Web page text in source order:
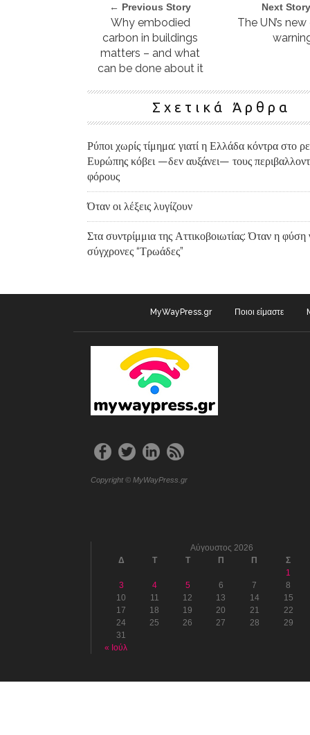
← Previous Story
Why embodied
carbon in buildings
matters – and what
can be done about it
Next
The UN’s
Σχετικά Άρθρα
Ρύποι χωρίς τίμημα: γιατί η Ελλάδα κόντρα στο
Ευρώπης κόβει —δεν αυξάνει— τους
φόρους
Όταν οι λέξεις λυγίζουν
Στα συντρίμμια της Αττικοβοιωτίας: Όταν η φύση
σύγχρονες “Τρωάδες”
MyWayPress.gr Ποιοι είμαστε
Copyright © MyWayPress.gr
Αύγουστος 2026
Δ
Τ Τ Π Π
Σ
1
3
4 5 6 7
8
10
11 12 13 14
15
17
18 19 20 21
22
24
25 26 27 28
29
31
« Ιούλ